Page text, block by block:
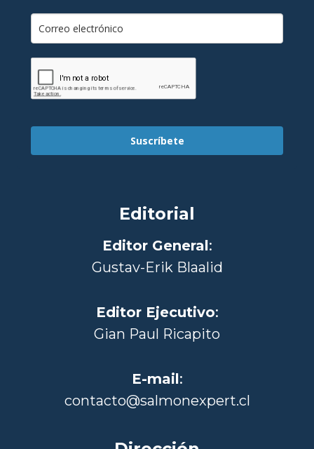
Suscríbete
Editorial
Editor General:
Gustav-Erik Blaalid
Editor Ejecutivo:
Gian Paul Ricapito
E-mail:
contacto@salmonexpert.cl